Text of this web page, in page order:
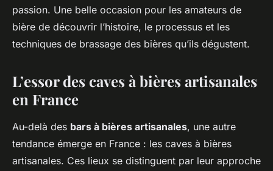
passion. Une belle occasion pour les amateurs de
bière de découvrir l’histoire, le processus et les
techniques de brassage des bières qu’ils dégustent.
L’essor des caves à bières artisanales
en France
Au-delà des bars à bières artisanales, une autre
tendance émerge en France : les caves à bières
artisanales. Ces lieux se distinguent par leur approche